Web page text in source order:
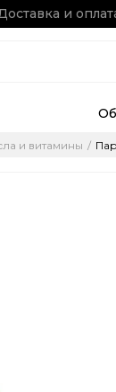
и
и витамины